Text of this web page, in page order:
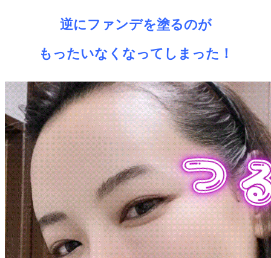
逆にファンデを塗るのが
もったいなくなってしまった！